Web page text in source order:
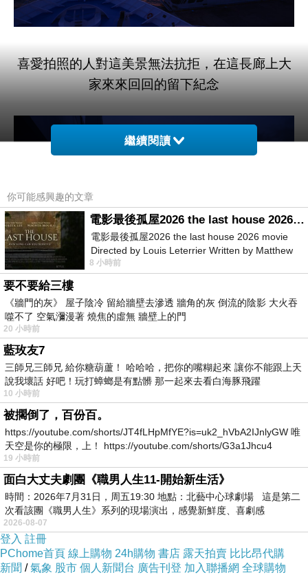
喜愛拍照的人對這美景無法抗拒，在這長廊上大
家來來回回的留下紀念
真的好漂亮~~我們一直等到太陽隱沒山頭才離開
看完夕陽差不多要六點了，我們直接前往餐廳用
但是晚餐時間只到8點半 XD
繼續閱讀
你可能感興趣的文章
電影最後孤屋2026 the last house 2026 movie
電影最後孤屋2026 the last house 2026 movie
Directed by Louis Leterrier Written by Matthew
Robinson Starring Greta Lee Wa
8 小時前
要不要給三樓
《牆門的灰》 屋子陰冷 留給牆壁去滲透 牆角的灰 倒流的陰影 大火吞
噬不了 空氣瀰漫著 燒焦的虛無 牆壁上的門
20 小時前
藍玫友7
三師兄三師兄 給你糖葫蘆！ 哈哈哈，把你的嘴糊起來 讓你不能跟上天
說我壞話 好吧！玩打蟑螂是有點髒 那一起來去看白海豚飛躍
10 小時前
被擱倒了，百份百。
https://youtube.com/shorts/JT4fLHpMfYE?is=uk2_hVbA2IJnlyGW 唯
天空是你的極限，上！ https://youtube.com/shorts/G3a1Jhcu4
19 小時前
面白大丈夫劇團《職男人生11-開始新生活》
時間：2026年7月31日，周五19:30 地點：北藝中心球劇場 這是第二
次看該團《職男人生》系列的現場演出，感覺新鮮度、喜劇感
2026-08-07
登入 註冊
PChome首頁 線上購物 24h購物 書店 露天拍賣 比比昂代購
新聞 /氣象 股市 個人新聞台 廣告刊登 加入聯播網 全球購物